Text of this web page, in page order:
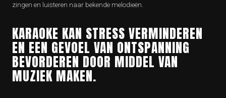
zingen en luisteren naar bekende melodieën.
KARAOKE KAN STRESS VERMINDEREN
EN EEN GEVOEL VAN ONTSPANNING
BEVORDEREN DOOR MIDDEL VAN
MUZIEK MAKEN.